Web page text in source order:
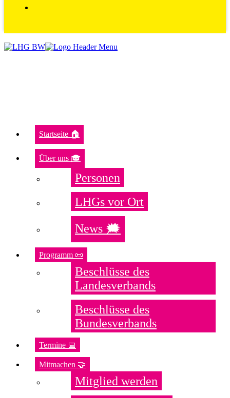
Startseite 🏠
Über uns 🎓
Personen
LHGs vor Ort
News 🗯️
Programm 📜
Beschlüsse des
Landesverbands
Beschlüsse des
Bundesverbands
Termine 📅
Mitmachen 🤝
Mitglied werden